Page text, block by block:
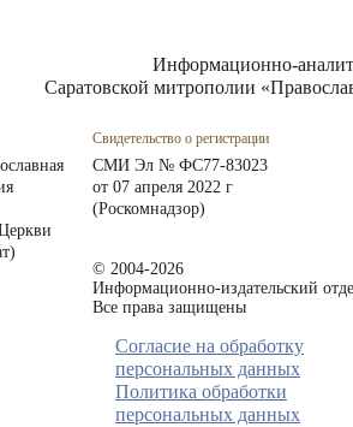
Информационно-
Саратовской митрополии
Свидетельство о регистрации
СМИ Эл № ФС77-83023
от 07 апреля 2022 г
(Роскомнадзор)
© 2004-2026
Информационно-издательский
Все права защищены
Согласие на обработку
персональных данных
Политика обработки
персональных данных